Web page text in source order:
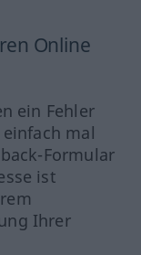
Online
ein Fehler
mal
Formular
ist
Ihrer